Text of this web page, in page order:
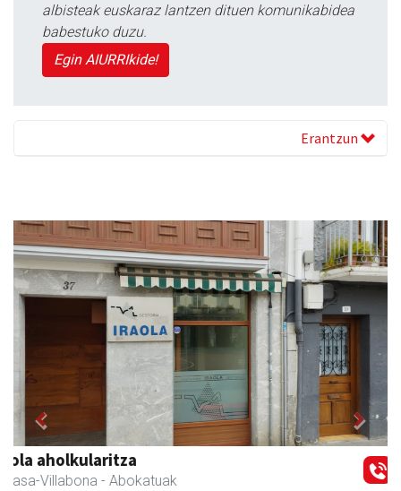
albisteak euskaraz lantzen dituen komunikabidea
babestuko duzu.
Egin AIURRIkide!
Erantzun
Amasa kafetegia
Amasa-Villabona - Gozotegiak
Previous Next